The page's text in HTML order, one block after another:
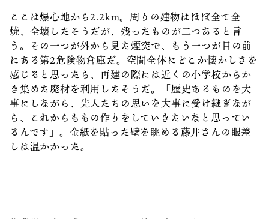
ここは爆心地から2.2km。周りの建物はほぼ全て全
焼、全壊したそうだが、残ったものが二つあると言
う。その一つが外から見た煙突で、もう一つが目の前
にある第2危険物倉庫だ。空間全体にどこか懐かしさを
感じると思ったら、再建の際には近くの小学校からか
き集めた廃材を利用したそうだ。「歴史あるものを大
事にしながら、先人たちの思いを大事に受け継ぎなが
ら、これからももの作りをしていきたいなと思ってい
るんです」。金紙を貼った壁を眺める藤井さんの眼差
しは温かかった。